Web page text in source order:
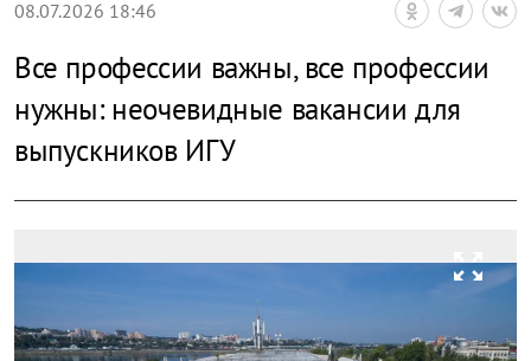
08.07.2026 18:46
Все профессии важны, все профессии
нужны: неочевидные вакансии для
выпускников ИГУ
zoom_out_map